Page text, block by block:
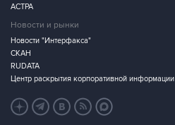
АСТРА
Новости и рынки
Новости "Интерфакса"
СКАН
RUDATA
Центр раскрытия корпоративной информации